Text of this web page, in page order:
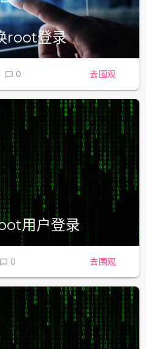
root登录
 0 去围观
用户登录
 0 去围观